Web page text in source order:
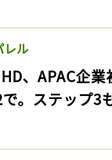
レル
HD、APAC企
。ステップ3